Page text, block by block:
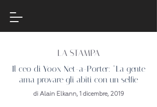
LA STAMPA
Il ceo di Yoox Net-a-Porter: "La gente
ama provare gli abiti con un selfie
di Alain Elkann, 1 dicembre, 2019